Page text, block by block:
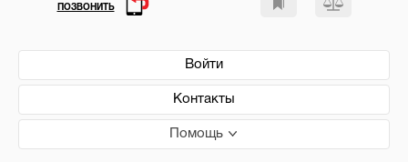
Войти
Контакты
Помощь
ПОЗВОНИТЬ